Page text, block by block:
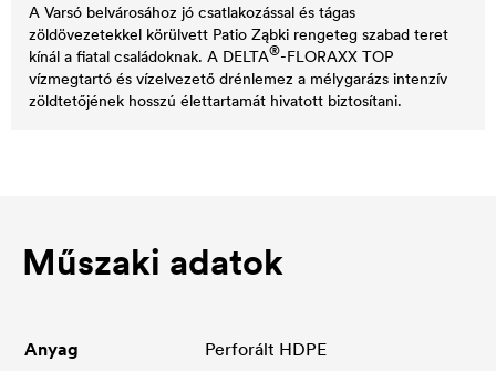
A Varsó belvárosához jó csatlakozással és tágas
zöldövezetekkel körülvett Patio Ząbki rengeteg szabad teret
kínál a fiatal családoknak. A DELTA®-FLORAXX TOP
vízmegtartó és vízelvezető drénlemez a mélygarázs intenzív
zöldtetőjének hosszú élettartamát hivatott biztosítani.
Műszaki adatok
Anyag
Perforált HDPE